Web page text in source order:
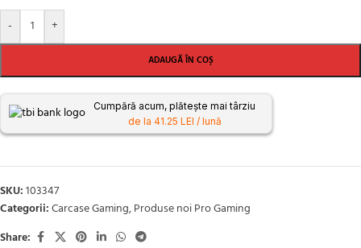
- +
ADAUGĂ ÎN COȘ
Cumpără acum, plătește mai târziu
de la 41.25 LEI / lună
SKU:103347
Categorii:Carcase Gaming,Produse noi Pro Gaming
Share: